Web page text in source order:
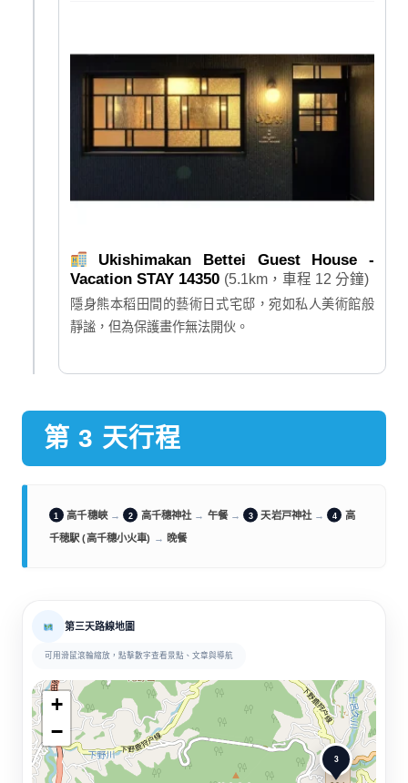
Ukishimakan Bettei Guest House -
Vacation STAY 14350 (5.1km，車程 12 分鐘)
隱身熊本稻田間的藝術日式宅邸，宛如私人美術館般
靜謐，但為保護畫作無法開伙。
第 3 天行程
1 高千穗峽 → 2 高千穗神社 → 午餐 → 3 天岩戸神社 → 4 高
千穂駅 (高千穗小火車) → 晚餐
第三天路線地圖
可用滑鼠滾輪縮放，點擊數字查看景點、文章與導航
3
+
−